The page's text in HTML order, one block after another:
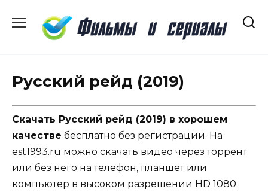
содержанию
Русский рейд (2019)
Скачать Русский рейд (2019) в хорошем
качестве бесплатно без регистрации. На
est1993.ru можно скачать видео через торрент
или без него на телефон, планшет или
компьютер в высоком разрешении HD 1080.